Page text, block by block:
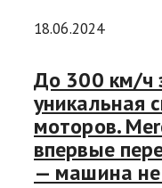
18.06.2024
До 300 км/ч
уникальная
моторов.
впервые
— машина не